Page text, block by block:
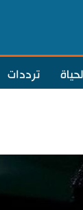
ترددات